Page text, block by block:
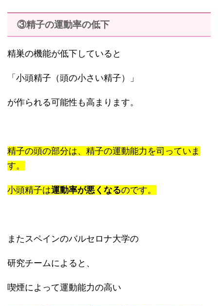
③精子の運動率の低下
精巣の機能が低下していると
「小頭精子（頭の小さい精子）」
が作られる可能性も高まります。
精子の頭の部分は、精子の運動能力を司っていま
す。
小頭精子は運動率が悪くなるのです。
またスペインのバルセロナ大学の
研究チームによると、
喫煙によって運動能力の高い